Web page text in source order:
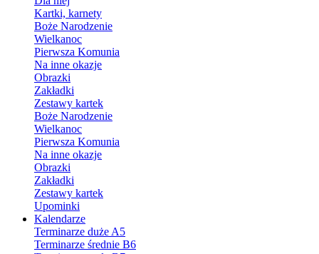
Kartki, karnety
Boże Narodzenie
Wielkanoc
Pierwsza Komunia
Na inne okazje
Obrazki
Zakładki
Zestawy kartek
Boże Narodzenie
Wielkanoc
Pierwsza Komunia
Na inne okazje
Obrazki
Zakładki
Zestawy kartek
Upominki
Kalendarze
Terminarze duże A5
Terminarze średnie B6